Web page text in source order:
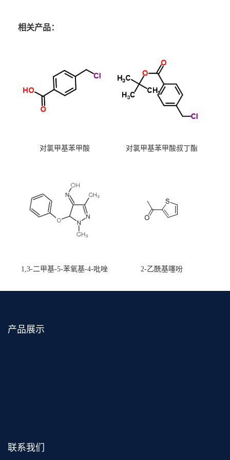
相关产品：
对氯甲基苯甲酸 对氯甲基苯甲酸叔丁酯
1,3-二甲基-5-苯氧基-4-吡唑
2-乙酰基噻吩
产品展示
联系我们